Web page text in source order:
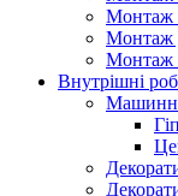
Монтаж
Монтаж
Монтаж
Внутрішні